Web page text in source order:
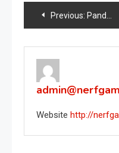
Post
navigation
Previous: Panduan Utama untuk Mengunduh Minecraft Asli
Website http://